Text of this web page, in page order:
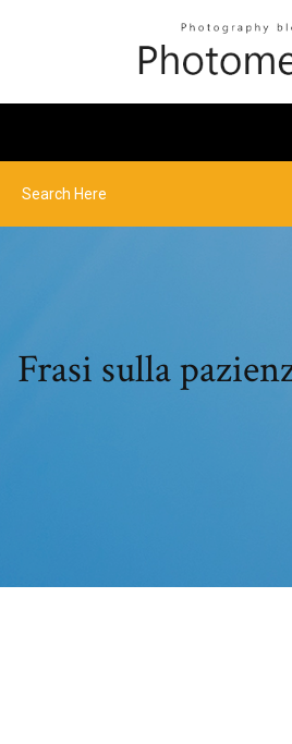
Frasi sulla